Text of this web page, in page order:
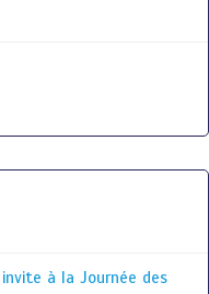
invite à la Journée des